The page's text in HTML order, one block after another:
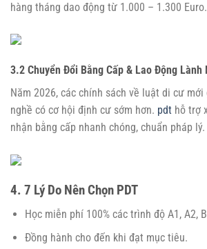
hàng tháng dao động từ 1.000 – 1.300 Euro.
3.2 Chuyển Đổi Bằng Cấp & Lao Động Lành
Năm 2026, các chính sách về luật di cư
nghề có cơ hội định cư sớm hơn. pdt hỗ trợ
nhận bằng cấp nhanh chóng, chuẩn pháp lý.
4. 7 Lý Do Nên Chọn PDT
Học miễn phí 100% các trình độ A1, A2,
Đồng hành cho đến khi đạt mục tiêu.